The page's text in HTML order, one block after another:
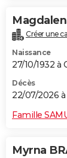
Créer une
Naissance
27/10/1932 à
Décès
22/07/2026 à
Famille
Myrna